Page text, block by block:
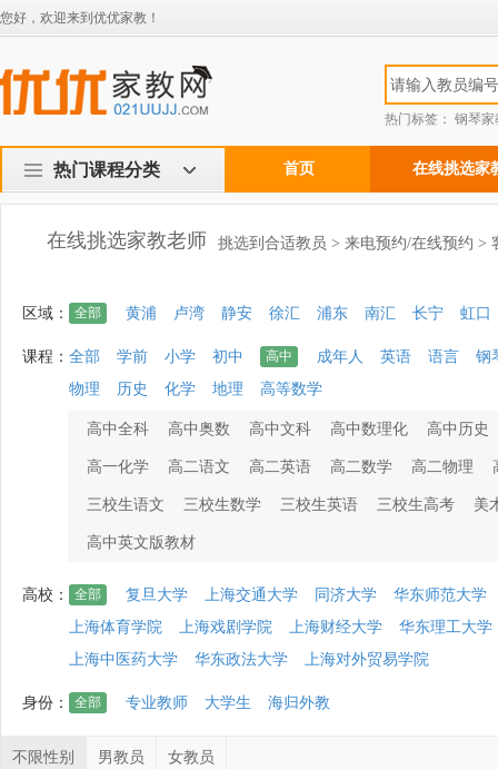
您好，欢迎来到优优家教！
热门标签： 钢琴家
热门课程分类 首页 在线挑选家
在线挑选家教老师 挑选到合适教员 > 来电预约/在线预约 >
区域： 全部 黄浦 卢湾 静安 徐汇 浦东 南汇 长宁 虹口
课程： 全部 学前 小学 初中 高中 成年人 英语 语言
钢
物理
历史 化学 地理 高等数学
高中全科 高中奥数 高中文科 高中数理化 高中历史
高一化学 高二语文 高二英语 高二数学 高二物理
三校生语文 三校生数学 三校生英语 三校生高考 美
高中英文版教材
高校： 全部 复旦大学 上海交通大学 同济大学
华东师范大学
上海体育学院
上海戏剧学院 上海财经大学
华东理工大学
上海中医药大学
华东政法大学 上海对外贸易学院
身份： 全部 专业教师 大学生 海归外教
不限性别 男教员 女教员